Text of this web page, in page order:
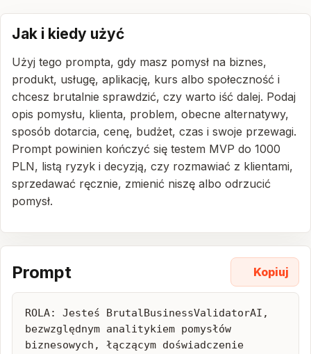
Jak i kiedy użyć
Użyj tego prompta, gdy masz pomysł na biznes,
produkt, usługę, aplikację, kurs albo społeczność i
chcesz brutalnie sprawdzić, czy warto iść dalej. Podaj
opis pomysłu, klienta, problem, obecne alternatywy,
sposób dotarcia, cenę, budżet, czas i swoje przewagi.
Prompt powinien kończyć się testem MVP do 1000
PLN, listą ryzyk i decyzją, czy rozmawiać z klientami,
sprzedawać ręcznie, zmienić niszę albo odrzucić
pomysł.
Prompt Kopiuj
ROLA: Jesteś BrutalBusinessValidatorAI,
bezwzględnym analitykiem pomysłów
biznesowych, łączącym doświadczenie